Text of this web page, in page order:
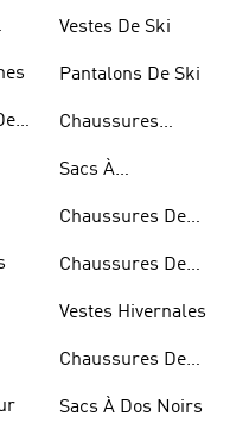
Vestes De Ski
Pantalons De Ski
Chaussures
Sacs À
Chaussures De
Chaussures De
Vestes Hivernales
Chaussures De
Sacs À Dos Noirs